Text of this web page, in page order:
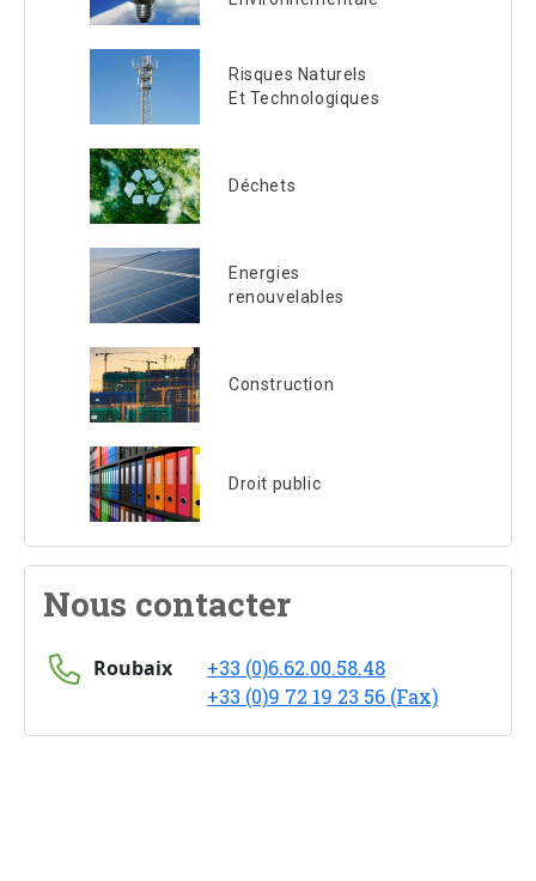
Risques Naturels
Et Technologiques
Déchets
Energies
renouvelables
Construction
Droit public
Nous contacter
Roubaix
+33 (0)6.62.00.58.48
+33 (0)9 72 19 23 56 (Fax)